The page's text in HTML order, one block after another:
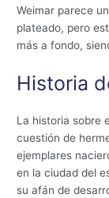
Weimar parece
plateado, pero
más a fondo,
Historia
La historia sobre
cuestión de
ejemplares
en la ciudad del
su afán de